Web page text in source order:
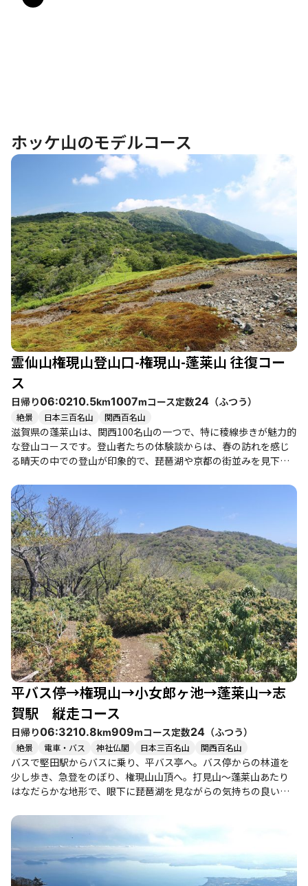
ホッケ山のモデルコース
霊仙山権現山登山口-権現山-蓬莱山 往復コー
ス
日帰り06:0210.5km1007mコース定数24 （ふつう）
絶景 日本三百名山 関西百名山
滋賀県の蓬莱山は、関西100名山の一つで、特に稜線歩きが魅力的
な登山コースです。登山者たちの体験談からは、春の訪れを感じ
る晴天の中での登山が印象的で、琵琶湖や京都の街並みを見下ろ
て蓬莱山へと続く道は、急登や浮石があるものの、稜線に出ると
開放感あふれる景色が広がります。 特にホッケ山からの眺望は素
晴らしく、木々が少なくなり、視界が開けるため、登山者たちは
その美しさに感動しています。登山道は整備されており、雪が溶
けた春先には快適に歩けるため、初心者から健脚者まで楽しめる
コースです。ただし、急登や滑りやすい箇所があるため、注意が
必要です。 また、蓬莱山の山頂付近にはスキー場があり、登山者
は立ち入り禁止のエリアもあるため、事前に情報を確認しておく
ことが大切です。下山後は「比良とぴあ」で温泉に浸かり、疲れ
を癒すのもおすすめです。登山者たちの中には、仲間と共に楽し
いランチタイムを過ごしたり、自然の中での静けさを楽しんだり
する姿が見られ、心温まる体験が広がっています。 季節ごとの魅
力もあり、春には花々が咲き乱れ、冬には雪景色が楽しめるた
め、何度でも訪れたくなる場所です。蓬莱山は、自然の美しさと
仲間との絆を深める素晴らしい登山体験を提供してくれることで
しょう。
平バス停→権現山→小女郎ヶ池→蓬莱山→志
賀駅 縦走コース
日帰り06:3210.8km909mコース定数24 （ふつう）
絶景 電車・バス 神社仏閣 日本三百名山 関西百名山
バスで堅田駅からバスに乗り、平バス亭へ。バス停からの林道を
少し歩き、急登をのぼり、権現山山頂へ。打見山〜蓬莱山あたり
はなだらかな地形で、眼下に琵琶湖を見ながらの気持ちの良い散
ども設置され、観光客なども多く訪れる。マイカーでのアクセス
の場合は、びわ湖バレイ山麓の駐車場に停車可能（有料）体力に
自信がない場合はロープウェイを適宜使うと良い。